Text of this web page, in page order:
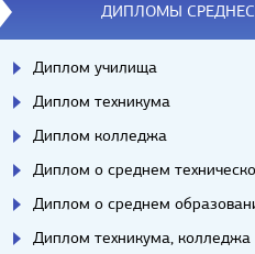
ДИПЛОМЫ
Диплом училища
Диплом техникума
Диплом колледжа
Диплом о среднем
Диплом о среднем
Диплом техникума, колледжа